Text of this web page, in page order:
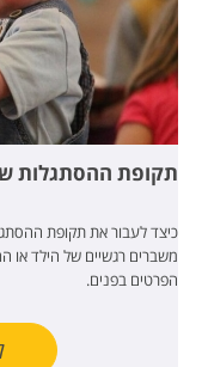
תקופת ההסתגלות
כיצד לעבור את תקופת
משברים רגשיים של הילד או
הפרטים בפנים.